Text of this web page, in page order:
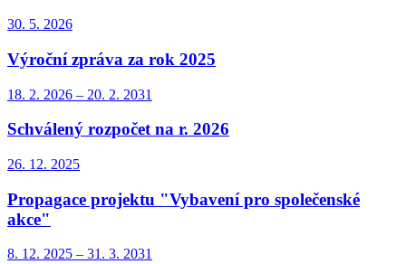
30. 5. 2026
Výroční zpráva za rok 2025
18. 2. 2026 – 20. 2. 2031
Schválený rozpočet na r. 2026
26. 12. 2025
Propagace projektu "Vybavení pro společenské
akce"
8. 12. 2025 – 31. 3. 2031